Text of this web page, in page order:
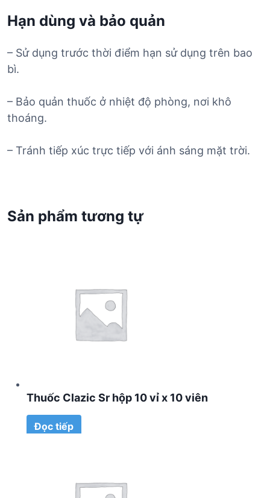
Hạn dùng và bảo quản
– Sử dụng trước thời điểm hạn sử dụng trên bao
bì.
– Bảo quản thuốc ở nhiệt độ phòng, nơi khô
thoáng.
– Tránh tiếp xúc trực tiếp với ánh sáng mặt trời.
Sản phẩm tương tự
Thuốc Clazic Sr hộp 10 vỉ x 10 viên
Đọc tiếp